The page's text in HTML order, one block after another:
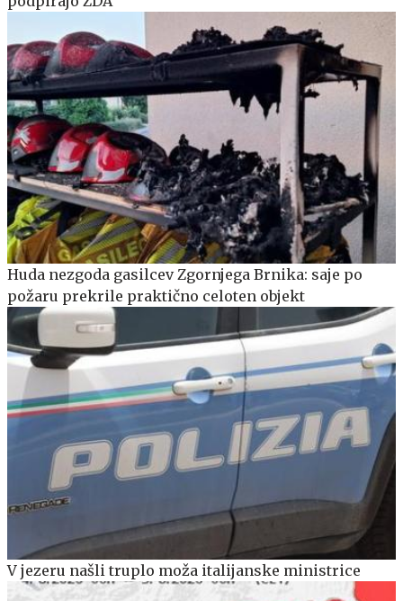
Huda nezgoda gasilcev Zgornjega Brnika: saje po
požaru prekrile praktično celoten objekt
V jezeru našli truplo moža italijanske ministrice